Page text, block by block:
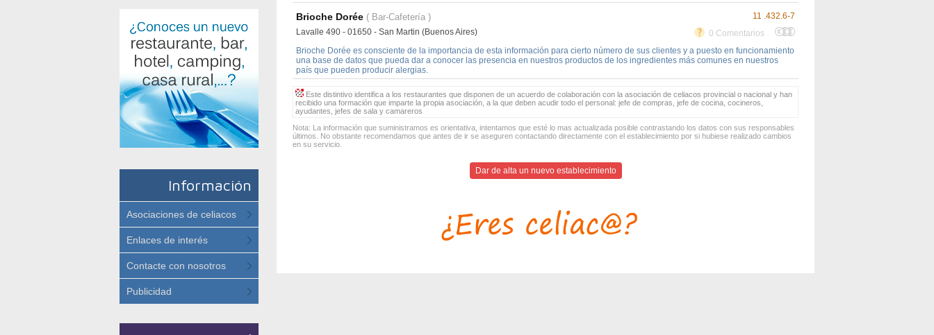
Información
Asociaciones de celiacos
Enlaces de interés
Contacte con nosotros
Publicidad
11 .432.6-7
Brioche Dorée ( Bar-Cafetería )
0 Comentarios
Lavalle 490 - 01650 - San Martin (Buenos Aires)
Brioche Dorée es consciente de la importancia de esta información para cierto número de sus clientes y a puesto en funcionamiento
una base de datos que pueda dar a conocer las presencia en nuestros productos de los ingredientes más comunes en nuestros
país que pueden producir alergias.
Este distintivo identifica a los restaurantes que disponen de un acuerdo de colaboración con la asociación de celiacos provincial o nacional y han
recibido una formación que imparte la propia asociación, a la que deben acudir todo el personal: jefe de compras, jefe de cocina, cocineros,
ayudantes, jefes de sala y camareros
Nota: La información que suministramos es orientativa, intentamos que esté lo mas actualizada posible contrastando los datos con sus responsables
últimos. No obstante recomendamos que antes de ir se aseguren contactando directamente con el establecimiento por si hubiese realizado cambios
en su servicio.
Dar de alta un nuevo establecimiento